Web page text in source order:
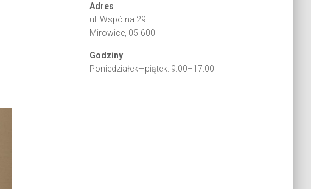
Adres
ul. Wspólna 29
Mirowice, 05-600
Godziny
Poniedziałek—piątek: 9:00–17:00